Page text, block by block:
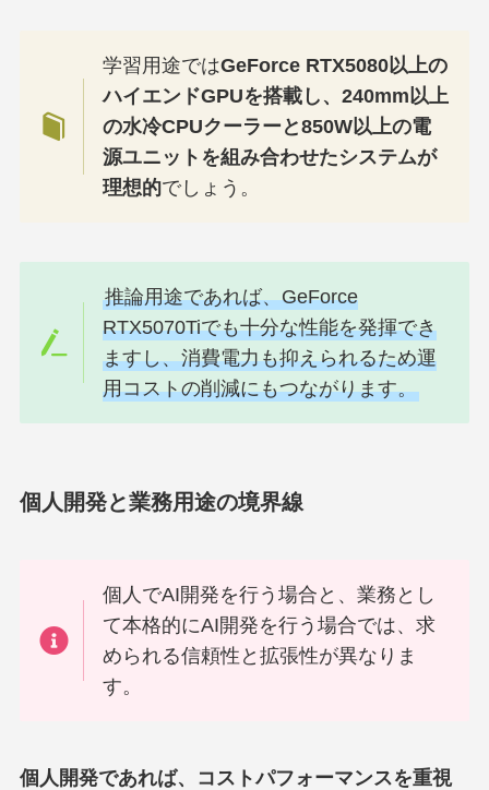
学習用途ではGeForce RTX5080以上の
ハイエンドGPUを搭載し、240mm以上
の水冷CPUクーラーと850W以上の電
源ユニットを組み合わせたシステムが
理想的でしょう。
推論用途であれば、GeForce
RTX5070Tiでも十分な性能を発揮でき
ますし、消費電力も抑えられるため運
用コストの削減にもつながります。
個人開発と業務用途の境界線
個人でAI開発を行う場合と、業務とし
て本格的にAI開発を行う場合では、求
められる信頼性と拡張性が異なりま
す。
個人開発であれば、コストパフォーマンスを重視